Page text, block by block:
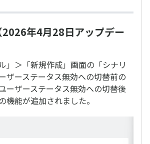
年4月28日アップデー
」＞「新規作成」画面の「シナリ
ザーステータス無効への切替前の
ーザーステータス無効への切替後
機能が追加されました。